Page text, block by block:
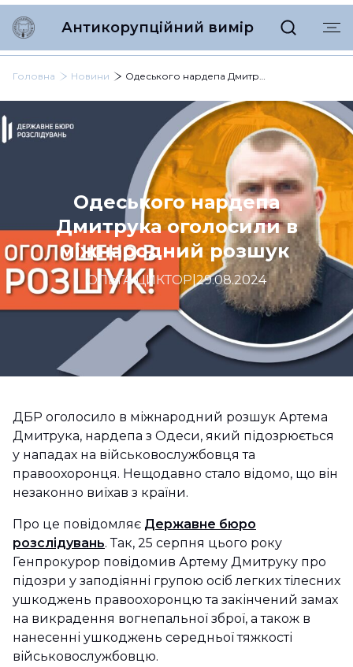
Антикорупційний вимір
Головна Новини Одеського нардепа Дмитрука оголосили в міжнародний розшук
Одеського нардепа
Дмитрука оголосили в
міжнародний розшук
ОЛЬГА ЦИКТОР |29.08.2024
ДБР оголосило в міжнародний розшук Артема
Дмитрука, нардепа з Одеси, який підозрюється
у нападах на військовослужбовця та
правоохоронця. Нещодавно стало відомо, що він
незаконно виїхав з країни.
Про це повідомляє Державне бюро
розслідувань. Так, 25 серпня цього року
Генпрокурор повідомив Артему Дмитруку про
підозри у заподіянні групою осіб легких тілесних
ушкоджень правоохоронцю та закінчений замах
на викрадення вогнепальної зброї, а також в
нанесенні ушкоджень середньої тяжкості
військовослужбовцю.